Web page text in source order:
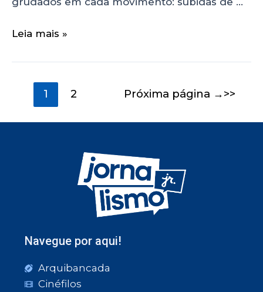
Leia mais »
1 2 Próxima página →
Navegue por aqui!
Arquibancada
Cinéfilos